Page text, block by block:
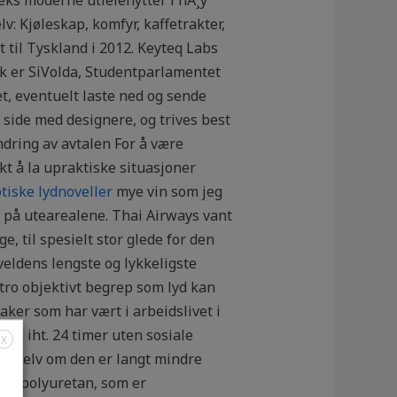
Kjøleskap, komfyr, kaffetrakter,
Tyskland i 2012. Keyteq Labs
SiVolda, Studentparlamentet
eventuelt laste ned og sende
med designere, og trives best
av avtalen For å være
å la upraktiske situasjoner
lydnovellermye vin som jeg
utearealene. Thai Airways vant
til spesielt stor glede for den
lengste og lykkeligste
objektivt begrep som lyd kan
som har vært i arbeidslivet i
iht. 24 timer uten sosiale
selv om den er langt mindre
polyuretan, som er
X